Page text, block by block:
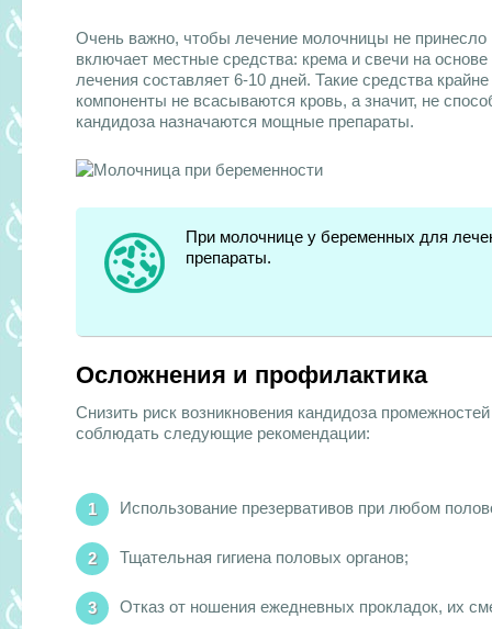
Очень важно, чтобы лечение молочницы не принесло
включает местные средства: крема и свечи на
лечения составляет 6-10 дней. Такие средства
компоненты не всасываются кровь, а значит, не
кандидоза назначаются мощные препараты.
При молочнице у беременных для
препараты.
Осложнения и профилактика
Снизить риск возникновения кандидоза
соблюдать следующие рекомендации:
Использование презервативов при любом
Тщательная гигиена половых органов;
Отказ от ношения ежедневных прокладок, их